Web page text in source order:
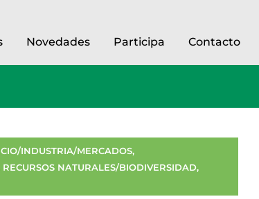
Novedades Participa Contacto
INDUSTRIA/MERCADOS,
RECURSOS NATURALES/BIODIVERSIDAD,